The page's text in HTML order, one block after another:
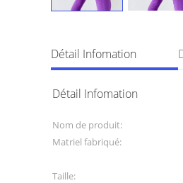
Détail Infomation
Détail Infomation
Nom de produit:
Matriel fabriqué:
Taille: